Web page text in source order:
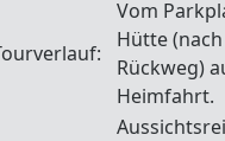
Vom
Hütte
Rückweg)
Heimfahrt.